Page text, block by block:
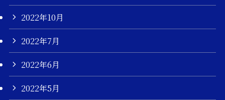
2022年10月
2022年7月
2022年6月
2022年5月